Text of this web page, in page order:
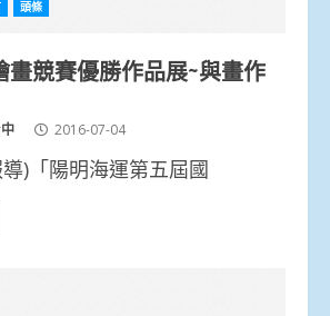
頭條
畫競賽優勝作品展~與畫作
2016-07-04
)「陽明海運第五屆國